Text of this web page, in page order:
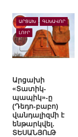
ԱՐՑԱԽ ԳԼԽԱՎՈՐ
ԼՈՒՐ
Արցախի
«Տատիկ-
պապիկ»-ը
(Դեդո-բաբո)
վանդալիզմի է
ենթարկվել.
ՏԵՍԱՆՅՈւԹ